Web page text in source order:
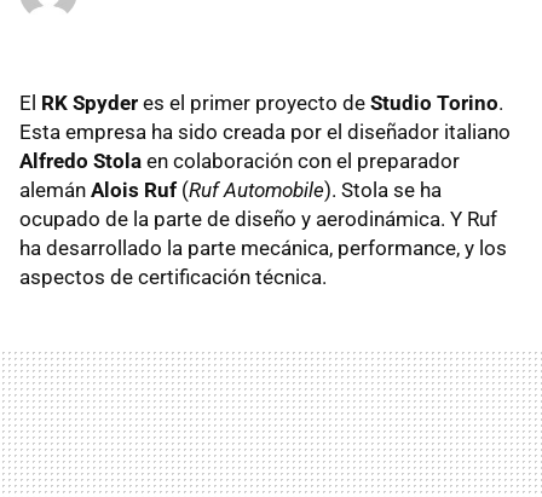
El RK Spyder es el primer proyecto de Studio Torino.
Esta empresa ha sido creada por el diseñador italiano
Alfredo Stola en colaboración con el preparador
alemán Alois Ruf (Ruf Automobile). Stola se ha
ocupado de la parte de diseño y aerodinámica. Y Ruf
ha desarrollado la parte mecánica, performance, y los
aspectos de certificación técnica.